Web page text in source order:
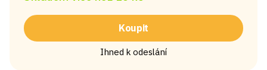
Koupit
Ihned k odeslání